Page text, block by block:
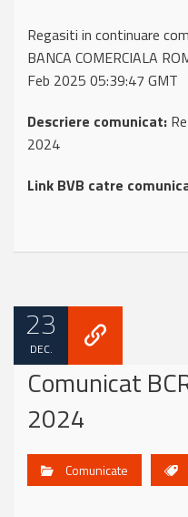
Regasiti in continuare
BANCA COMERCIALA
Feb 2025 05:39:47 GMT
Descriere comunicat:
2024
Link BVB catre
23
DEC.
Comunicat
2024
Comunicate